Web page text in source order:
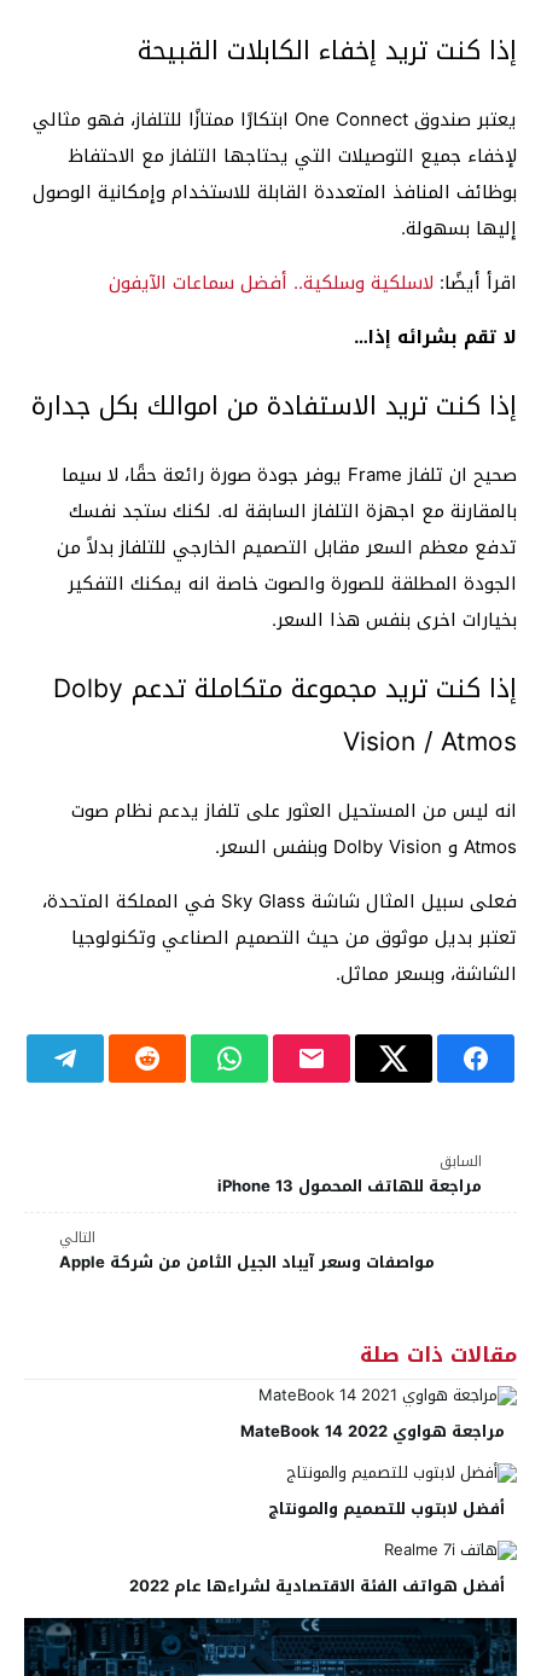
إذا كنت تريد إخفاء الكابلات القبيحة
يعتبر صندوق One Connect ابتكارًا ممتازًا للتلفاز، فهو مثالي
لإخفاء جميع التوصيلات التي يحتاجها التلفاز مع الاحتفاظ
بوظائف المنافذ المتعددة القابلة للاستخدام وإمكانية الوصول
إليها بسهولة.
اقرأ أيضًا: لاسلكية وسلكية.. أفضل سماعات الآيفون
لا تقم بشرائه إذا…
إذا كنت تريد الاستفادة من اموالك بكل جدارة
صحيح ان تلفاز Frame يوفر جودة صورة رائعة حقًا، لا سيما
بالمقارنة مع اجهزة التلفاز السابقة له. لكنك ستجد نفسك
تدفع معظم السعر مقابل التصميم الخارجي للتلفاز بدلاً من
الجودة المطلقة للصورة والصوت خاصة انه يمكنك التفكير
بخيارات اخرى بنفس هذا السعر.
إذا كنت تريد مجموعة متكاملة تدعم Dolby
Vision / Atmos
انه ليس من المستحيل العثور على تلفاز يدعم نظام صوت
Atmos و Dolby Vision وبنفس السعر.
فعلى سبيل المثال شاشة Sky Glass في المملكة المتحدة،
تعتبر بديل موثوق من حيث التصميم الصناعي وتكنولوجيا
الشاشة، وبسعر مماثل.
السابق
مراجعة للهاتف المحمول iPhone 13
التالي
مواصفات وسعر آيباد الجيل الثامن من شركة Apple
مقالات ذات صلة
مراجعة هواوي MateBook 14 2022
أفضل لابتوب للتصميم والمونتاج
أفضل هواتف الفئة الاقتصادية لشراءها عام 2022